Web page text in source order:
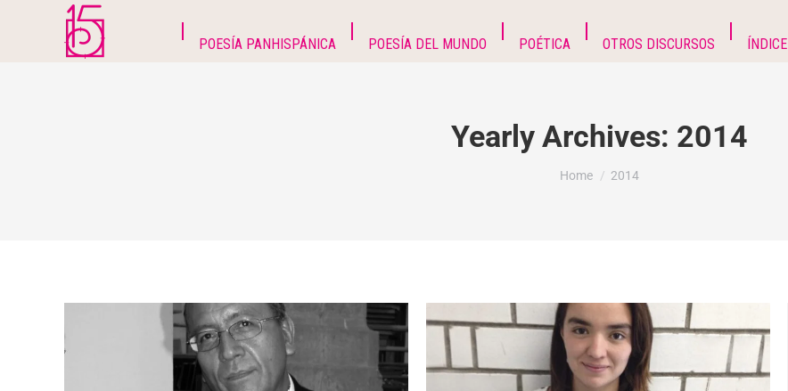
POESÍA PANHISPÁNICA POESÍA DEL MUNDO POÉTICA OTROS DISCURSOS ÍNDICE
Yearly Archives: 2014
You are here:
Home 2014